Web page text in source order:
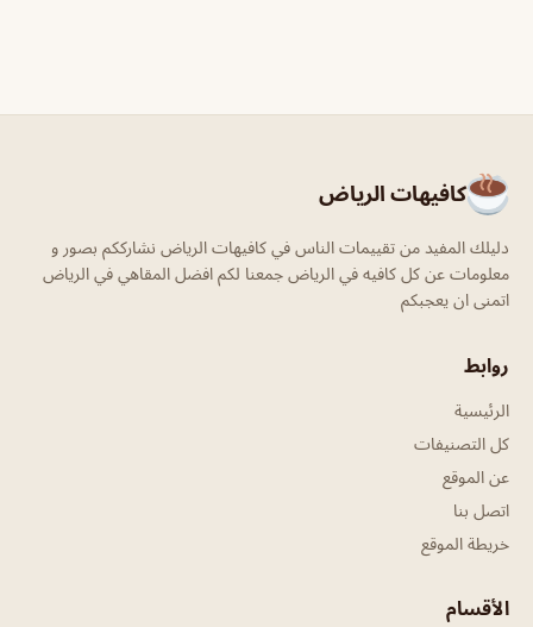
كافيهات الرياض
دليلك المفيد من تقييمات الناس في كافيهات الرياض نشارككم بصور و
معلومات عن كل كافيه في الرياض جمعنا لكم افضل المقاهي في الرياض
اتمنى ان يعجبكم
روابط
الرئيسية
كل التصنيفات
عن الموقع
اتصل بنا
خريطة الموقع
الأقسام